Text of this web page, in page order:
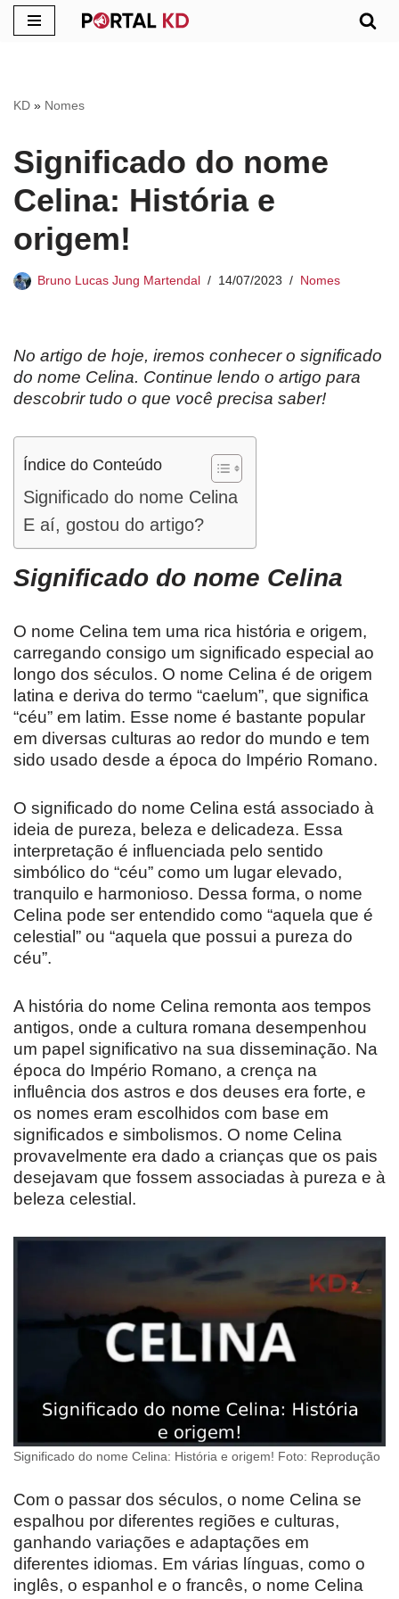
conteúdo
KD » Nomes
Significado do nome
Celina: História e
origem!
Bruno Lucas Jung Martendal 14/07/2023 Nomes
No artigo de hoje, iremos conhecer o significado
do nome Celina. Continue lendo o artigo para
descobrir tudo o que você precisa saber!
Índice do Conteúdo
Significado do nome Celina
E aí, gostou do artigo?
Significado do nome Celina
O nome Celina tem uma rica história e origem,
carregando consigo um significado especial ao
longo dos séculos. O nome Celina é de origem
latina e deriva do termo “caelum”, que significa
“céu” em latim. Esse nome é bastante popular
em diversas culturas ao redor do mundo e tem
sido usado desde a época do Império Romano.
O significado do nome Celina está associado à
ideia de pureza, beleza e delicadeza. Essa
interpretação é influenciada pelo sentido
simbólico do “céu” como um lugar elevado,
tranquilo e harmonioso. Dessa forma, o nome
Celina pode ser entendido como “aquela que é
celestial” ou “aquela que possui a pureza do
céu”.
A história do nome Celina remonta aos tempos
antigos, onde a cultura romana desempenhou
um papel significativo na sua disseminação. Na
época do Império Romano, a crença na
influência dos astros e dos deuses era forte, e
os nomes eram escolhidos com base em
significados e simbolismos. O nome Celina
provavelmente era dado a crianças que os pais
desejavam que fossem associadas à pureza e à
beleza celestial.
Significado do nome Celina: História e origem! Foto: Reprodução
Com o passar dos séculos, o nome Celina se
espalhou por diferentes regiões e culturas,
ganhando variações e adaptações em
diferentes idiomas. Em várias línguas, como o
inglês, o espanhol e o francês, o nome Celina